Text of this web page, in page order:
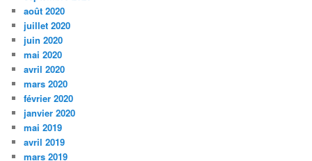
août 2020
juillet 2020
juin 2020
mai 2020
avril 2020
mars 2020
février 2020
janvier 2020
mai 2019
avril 2019
mars 2019